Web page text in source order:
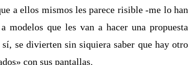
a ellos mismos les parece risible -me lo han
modelos que les van a hacer una propuesta
se divierten sin siquiera saber que hay otro
con sus pantallas.